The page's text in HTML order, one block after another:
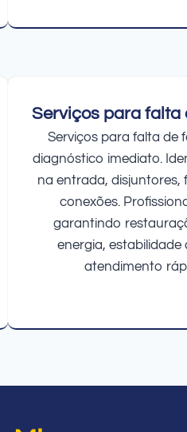
Serviços para falta
Serviços para falta de
diagnóstico imediato.
na entrada, disjuntores,
conexões.
garantindo
energia, estabilidade
atendimento